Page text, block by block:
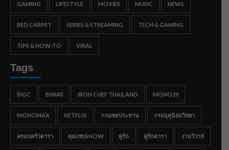
GAMING LIFESTYLE MOVIES MUSIC NEWS
RED CARPET SERIES & STREAMING TECH & GAMING
TIPS & HOW-TO VIRAL
Tags
BIGC BNK48 IRON CHEF THAILAND MONO29
MONOMAX NETFLIX กรมชลประทาน กรมอุตุนิยมวิทยา
ครอบครัวดารา คุยแซ่บSHOW คู่รัก คู่รักดารา งานวิวาห์